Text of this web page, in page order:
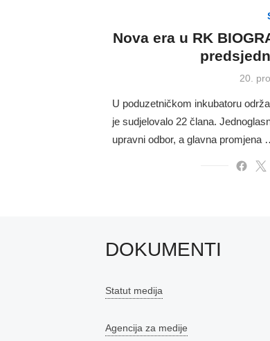
Nova era u RK
Posted
20.
U poduzetničkom inkubatoru
je sudjelovalo 22 člana.
upravni odbor, a glavna promjena
DOKUMENTI
Statut medija
Agencija za medije